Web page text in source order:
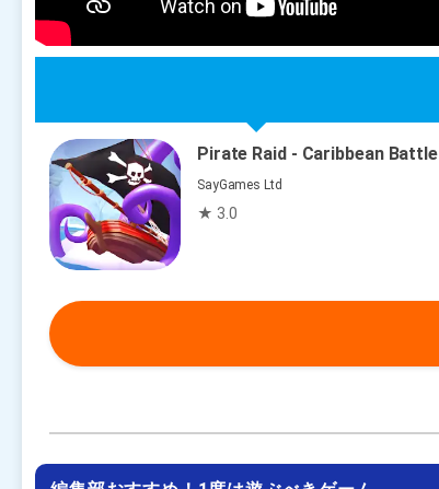
Pirate Raid - Caribbean Battle
SayGames Ltd
★ 3.0